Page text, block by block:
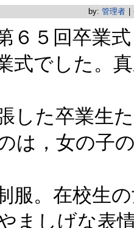
by: 管理者
６５回卒業
式でした。
した卒業生
は，女の子
服。在校生
ましげな表